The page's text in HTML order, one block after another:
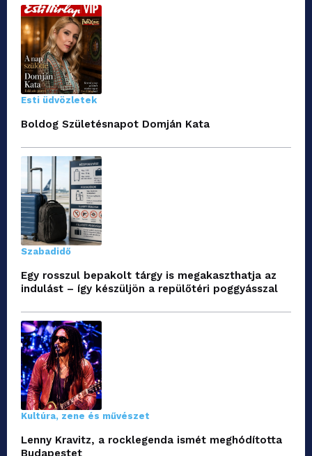
Esti üdvözletek
Boldog Születésnapot Domján Kata
Szabadidő
Egy rosszul bepakolt tárgy is megakaszthatja az
indulást – így készüljön a repülőtéri poggyásszal
Kultúra, zene és művészet
Lenny Kravitz, a rocklegenda ismét meghódította
Budapestet